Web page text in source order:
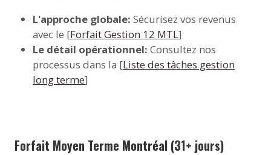
L'approche globale: Sécurisez vos revenus
avec le [Forfait Gestion 12 MTL]
Le détail opérationnel: Consultez nos
processus dans la [Liste des tâches gestion
long terme]
Forfait Moyen Terme Montréal (31+ jours)